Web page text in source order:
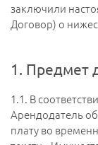
заключили
Договор) о
1. Предмет
1.1. В
Арендодатель
плату во